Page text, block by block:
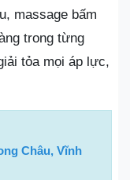
massage bấm
trong từng
tỏa mọi áp lực,
Châu, Vĩnh